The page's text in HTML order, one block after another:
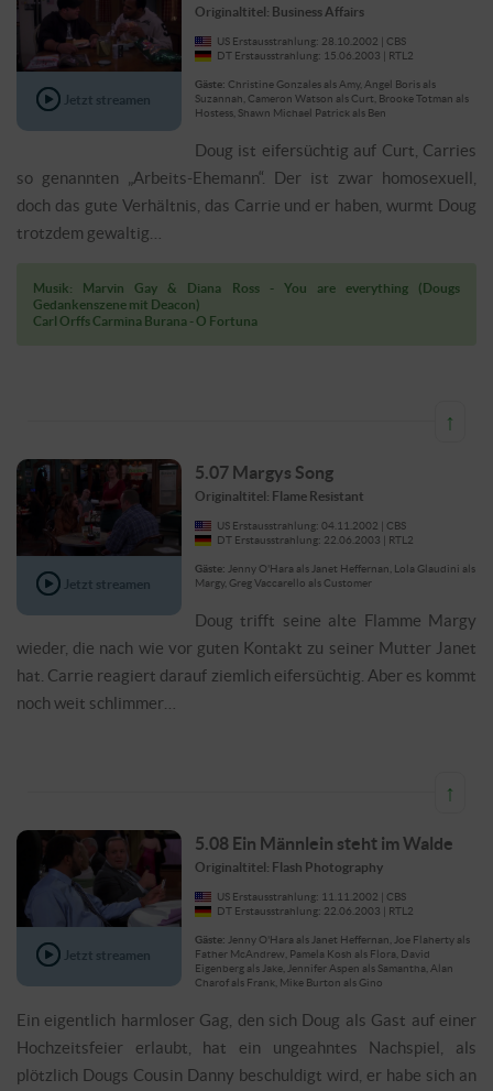
Jetzt streamen
Originaltitel: Business Affairs
US Erstausstrahlung: 28.10.2002 | CBS
DT Erstausstrahlung: 15.06.2003 | RTL2
Gäste: Christine Gonzales als Amy, Angel Boris als
Suzannah, Cameron Watson als Curt, Brooke Totman als
Hostess, Shawn Michael Patrick als Ben
Doug ist eifersüchtig auf Curt, Carries
so genannten „Arbeits-Ehemann“. Der ist zwar homosexuell,
doch das gute Verhältnis, das Carrie und er haben, wurmt Doug
trotzdem gewaltig…
Musik: Marvin Gay & Diana Ross - You are everything (Dougs
Gedankenszene mit Deacon)
Carl Orffs Carmina Burana - O Fortuna
↑
Jetzt streamen
5.07 Margys Song
Originaltitel: Flame Resistant
US Erstausstrahlung: 04.11.2002 | CBS
DT Erstausstrahlung: 22.06.2003 | RTL2
Gäste: Jenny O'Hara als Janet Heffernan, Lola Glaudini als
Margy, Greg Vaccarello als Customer
Doug trifft seine alte Flamme Margy
wieder, die nach wie vor guten Kontakt zu seiner Mutter Janet
hat. Carrie reagiert darauf ziemlich eifersüchtig. Aber es kommt
noch weit schlimmer…
↑
Jetzt streamen
5.08 Ein Männlein steht im Walde
Originaltitel: Flash Photography
US Erstausstrahlung: 11.11.2002 | CBS
DT Erstausstrahlung: 22.06.2003 | RTL2
Gäste: Jenny O'Hara als Janet Heffernan, Joe Flaherty als
Father McAndrew, Pamela Kosh als Flora, David
Eigenberg als Jake, Jennifer Aspen als Samantha, Alan
Charof als Frank, Mike Burton als Gino
Ein eigentlich harmloser Gag, den sich Doug als Gast auf einer
Hochzeitsfeier erlaubt, hat ein ungeahntes Nachspiel, als
plötzlich Dougs Cousin Danny beschuldigt wird, er habe sich an